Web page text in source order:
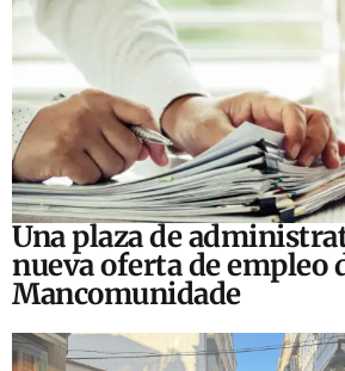
Una plaza de
nueva oferta de empleo
Mancomunidade